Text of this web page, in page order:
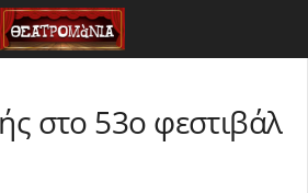
στο 53ο φεστιβάλ